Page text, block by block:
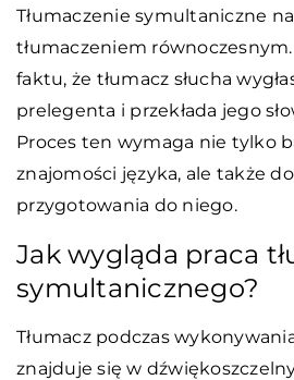
Tłumaczenie symultaniczne
tłumaczeniem
faktu, że tłumacz słucha
prelegenta i przekłada jego
Proces ten wymaga nie tylko
znajomości języka, ale także
przygotowania do niego.
Jak wygląda praca
symultanicznego?
Tłumacz podczas
znajduje się w